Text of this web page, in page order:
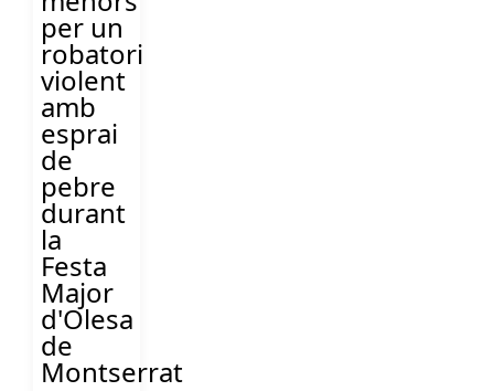
per un
robatori
violent
amb
esprai
de
pebre
durant
la
Festa
Major
d'Olesa
de
Montserrat